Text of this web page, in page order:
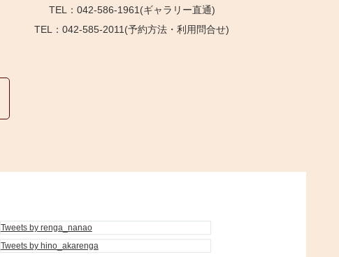
TEL：042-586-1961(ギャラリー直通)
TEL：042-585-2011(予約方法・利用問合せ)
Tweets by renga_nanao
Tweets by hino_akarenga